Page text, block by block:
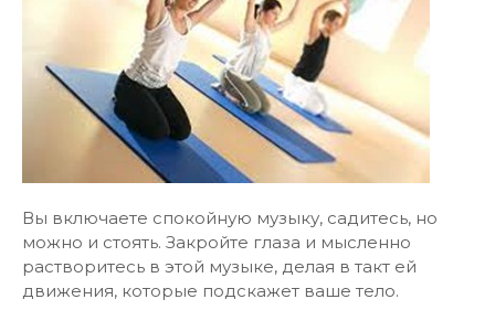
Вы включаете спокойную музыку, садитесь, но
можно и стоять. Закройте глаза и мысленно
растворитесь в этой музыке, делая в такт ей
движения, которые подскажет ваше тело.